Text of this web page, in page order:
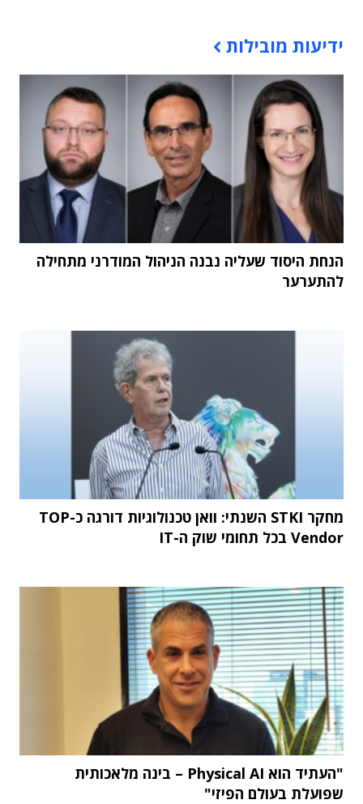
ידיעות מובילות
הנחת היסוד שעליה נבנה הניהול המודרני מתחילה
להתערער
מחקר STKI השנתי: וואן טכנולוגיות דורגה כ-TOP
Vendor בכל תחומי שוק ה-IT
"העתיד הוא Physical AI – בינה מלאכותית
שפועלת בעולם הפיזי"